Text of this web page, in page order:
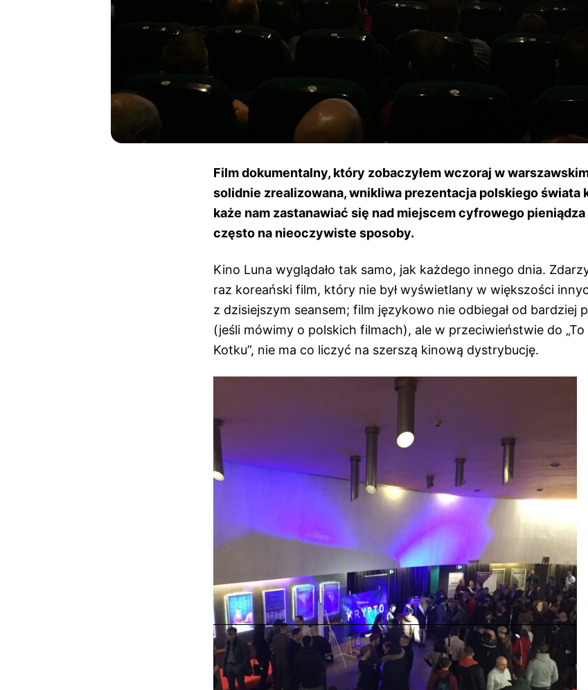
Film dokumentalny, który zobaczyłem wczoraj w
solidnie zrealizowana, wnikliwa prezentacja polskiego świata
każe nam zastanawiać się nad miejscem cyfrowego
często na nieoczywiste sposoby.
Kino Luna wyglądało tak samo, jak każdego innego dnia.
raz koreański film, który nie był wyświetlany w większości
z dzisiejszym seansem; film językowo nie odbiegał od bardziej
(jeśli mówimy o polskich filmach), ale w przeciwieństwie do „To
Kotku”, nie ma co liczyć na szerszą kinową dystrybucję.